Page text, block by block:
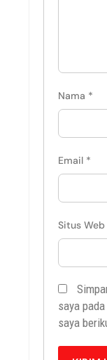
Nama *
Email *
Situs Web
saya
saya